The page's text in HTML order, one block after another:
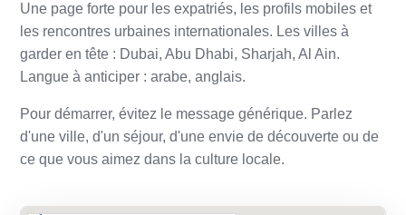
Une page forte pour les expatriés, les profils mobiles et
les rencontres urbaines internationales. Les villes à
garder en tête : Dubai, Abu Dhabi, Sharjah, Al Ain.
Langue à anticiper : arabe, anglais.
Pour démarrer, évitez le message générique. Parlez
d'une ville, d'un séjour, d'une envie de découverte ou de
ce que vous aimez dans la culture locale.